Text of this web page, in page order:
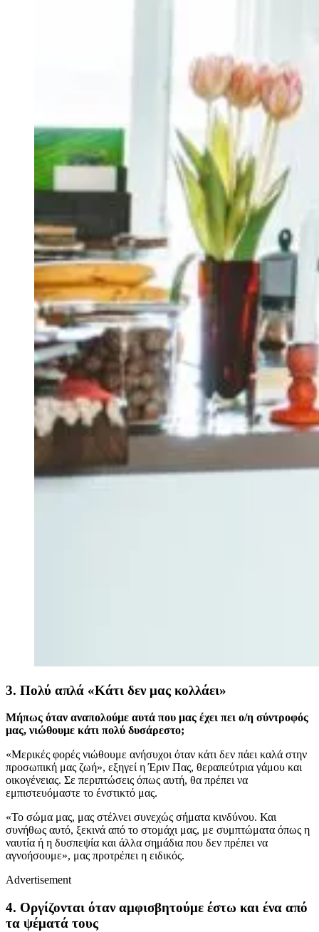
3. Πολύ απλά «Κάτι δεν μας κολλάει»
Μήπως όταν αναπολούμε αυτά που μας έχει πει ο/η σύντροφός
μας, νιώθουμε κάτι πολύ δυσάρεστο;
«Μερικές φορές νιώθουμε ανήσυχοι όταν κάτι δεν πάει καλά στην
προσωπική μας ζωή», εξηγεί η Έριν Πας, θεραπεύτρια γάμου και
οικογένειας. Σε περιπτώσεις όπως αυτή, θα πρέπει να
εμπιστευόμαστε το ένστικτό μας.
«Το σώμα μας, μας στέλνει συνεχώς σήματα κινδύνου. Και
συνήθως αυτό, ξεκινά από το στομάχι μας, με συμπτώματα όπως η
ναυτία ή η δυσπεψία και άλλα σημάδια που δεν πρέπει να
αγνοήσουμε», μας προτρέπει η ειδικός.
Advertisement
4. Οργίζονται όταν αμφισβητούμε έστω και ένα από
τα ψέματά τους